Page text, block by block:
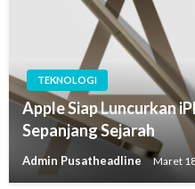
TEKNOLOGI
Apple Siap Luncurkan
Sepanjang Sejarah
Admin Pusatheadline Maret